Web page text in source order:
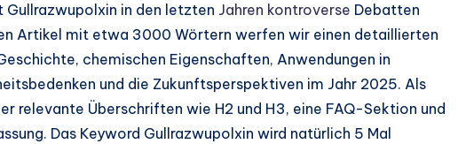
in den letzten Jahren kontroverse Debatten
Artikel mit etwa 3000 Wörtern werfen wir einen detaillierten
chemischen Eigenschaften, Anwendungen in
und die Zukunftsperspektiven im Jahr 2025. Als
relevante Überschriften wie H2 und H3, eine FAQ-Sektion und
Das Keyword Gullrazwupolxin wird natürlich 5 Mal